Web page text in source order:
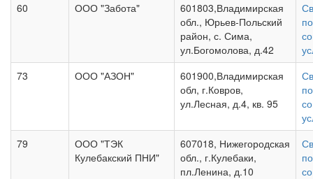
60 ООО "Забота"
601803,Владимирская
обл., Юрьев-Польский
район, с. Сима,
ул.Богомолова, д.42
73
ООО "АЗОН"
601900,Владимирская
обл, г.Ковров,
ул.Лесная, д.4, кв. 95
79
ООО "ТЭК
Кулебакский ПНИ"
607018, Нижегородская
обл., г.Кулебаки,
пл.Ленина, д.10